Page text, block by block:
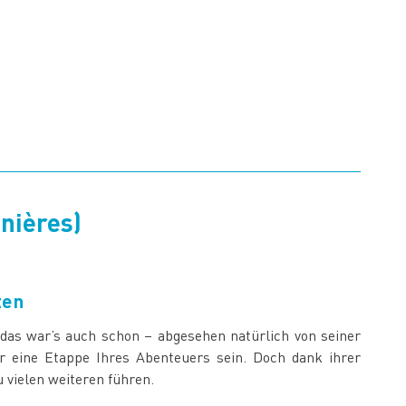
war’s auch schon – abgesehen natürlich von seiner
eine Etappe Ihres Abenteuers sein. Doch dank ihrer
weiteren führen.